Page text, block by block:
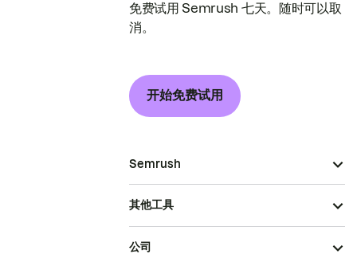
免费试用 Semrush 七天。随时可以取
消。
开始免费试用
Semrush
其他工具
公司